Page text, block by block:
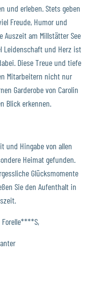
und erleben. Stets geben
Freude, Humor und
Auszeit am Millstätter See
Leidenschaft und Herz ist
Diese Treue und tiefe
Mitarbeitern nicht nur
Garderobe von Carolin
Blick erkennen.
und Hingabe von allen
Heimat gefunden.
Glücksmomente
Sie den Aufenthalt in
Forelle****S,